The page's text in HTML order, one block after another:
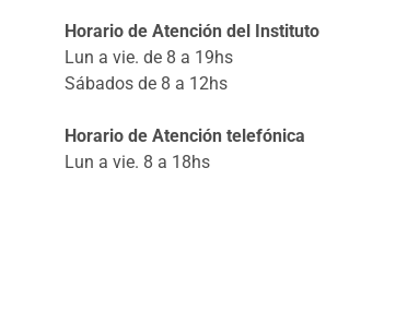
Horario de Atención del Instituto
Lun a vie. de 8 a 19hs
Sábados de 8 a 12hs
Horario de Atención telefónica
Lun a vie. 8 a 18hs